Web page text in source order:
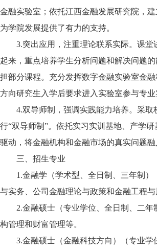
金融实验室；依托江西金融发展研究院，
为学院发展提供了有力的支持。
3.突出应用，注重理论联系实际。课
起来，重点培养学生分析问题和解决问题
担部分课程。充分发挥数字金融实验室金
方向研究生入学后要求进入实验室参与专业
4.双导师制，强调实践能力培养。采
行“双导师制”。依托实习实训基地、产学
驱动，将金融机构和金融市场的真实问题
三、招生专业
1.金融学（学术型、全日制、三年制
与实务、公司金融理论与政策和金融工程与
2.金融硕士（专业学位、全日制、二
构管理和财富管理等。
3.金融硕士（金融科技方向）（专业